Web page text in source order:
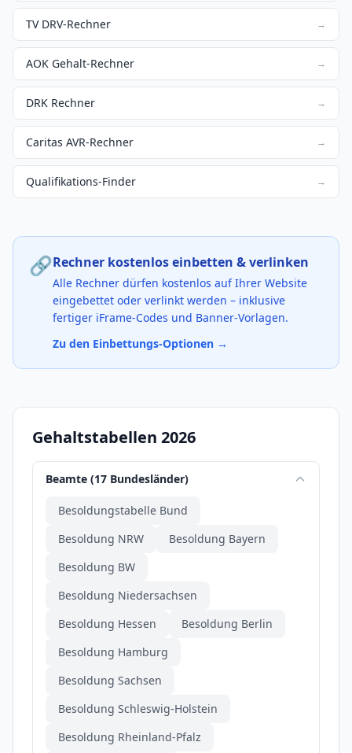
TV DRV-Rechner →
AOK Gehalt-Rechner →
DRK Rechner →
Caritas AVR-Rechner →
Qualifikations-Finder →
🔗Rechner kostenlos einbetten & verlinken
Alle Rechner dürfen kostenlos auf Ihrer Website
eingebettet oder verlinkt werden – inklusive
fertiger iFrame-Codes und Banner-Vorlagen.
Zu den Einbettungs-Optionen →
Gehaltstabellen 2026
Beamte (17 Bundesländer)
Besoldungstabelle Bund
Besoldung NRW
Besoldung Bayern
Besoldung BW
Besoldung Niedersachsen
Besoldung Hessen
Besoldung Berlin
Besoldung Hamburg
Besoldung Sachsen
Besoldung Schleswig-Holstein
Besoldung Rheinland-Pfalz